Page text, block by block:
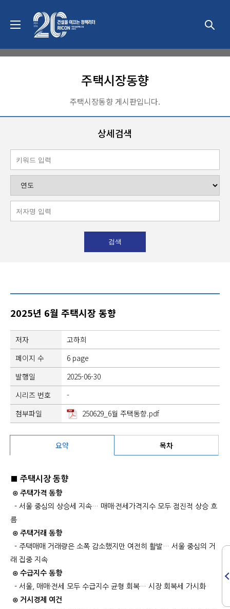
주택시장동향
주택시장동향 게시판입니다.
상세검색
2025년 6월 주택시장 동향
저자
고하희
페이지 수
6 page
발행일
2025-06-30
시리즈 번호
-
첨부파일
250629_6월 주택동향.pdf
요약 목차
■ 주택시장 동향
⊙ 주택가격 동향
- 서울 중심의 상승세 지속… 매매·전세가격지수 모두 점진적 상승 흐
름
⊙ 주택거래 동향
- 주택매매 거래량은 소폭 감소했지만 여전히 활발… 서울 중심의 거
래 집중 지속
⊙ 수급지수 동향
- 서울, 매매·전세 모두 수급지수 균형 회복… 시장 회복세 가시화
⊙ 거시경제 여건